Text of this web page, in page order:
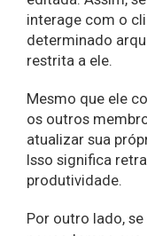
interage com o
determinado
restrita a ele.
Mesmo que ele
os outros
atualizar sua
Isso significa
produtividade.
Por outro lado,